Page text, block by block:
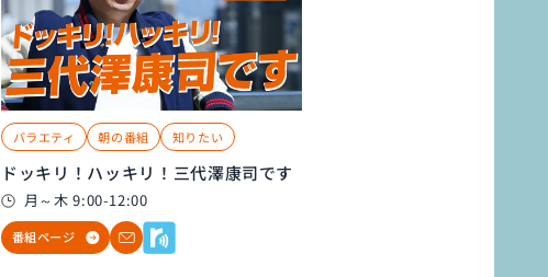
バラエティ 朝の番組 知りたい
ドッキリ！ハッキリ！三代澤康司です
月～木 9:00-12:00
番組ページ